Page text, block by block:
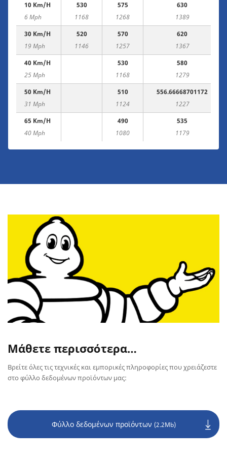
10 Km/h
6 Mph
530
1168
575
1268
630
1389
30 Km/h
19 Mph
520
1146
570
1257
620
1367
40 Km/h
25 Mph
530
1168
580
1279
50 Km/h
31 Mph
510
1124
556.66668701172
1227
65 Km/h
40 Mph
490
1080
535
1179
Μάθετε περισσότερα…
Βρείτε όλες τις τεχνικές και εμπορικές πληροφορίες που χρειάζεστε
στο φύλλο δεδομένων προϊόντων μας:
Φύλλο δεδομένων προϊόντων (2.2Mb)